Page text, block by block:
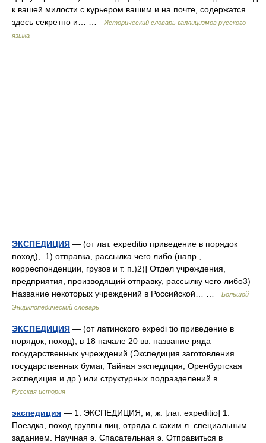
к вашей милости с курьером вашим и на почте, содержатся
здесь секретно и… …
Исторический словарь галлицизмов русского
языка
ЭКСПЕДИЦИЯ — (от лат. expeditio приведение в порядок
поход),..1) отправка, рассылка чего либо (напр.,
корреспонденции, грузов и т. п.)2)] Отдел учреждения,
предприятия, производящий отправку, рассылку чего либо3)
Название некоторых учреждений в Российской… …
Большой
Энциклопедический словарь
ЭКСПЕДИЦИЯ — (от латинского expedi tio приведение в
порядок, поход), в 18 начале 20 вв. название ряда
государственных учреждений (Экспедиция заготовления
государственных бумаг, Тайная экспедиция, Оренбургская
экспедиция и др.) или структурных подразделений в… …
Русская история
экспедиция — 1. ЭКСПЕДИЦИЯ, и; ж. [лат. expeditio] 1.
Поездка, поход группы лиц, отряда с каким л. специальным
заданием. Научная э. Спасательная э. Отправиться в